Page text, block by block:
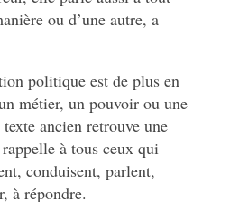
ou d’une autre, a
politique est de plus en
métier, un pouvoir ou une
ancien retrouve une
à tous ceux qui
conduisent, parlent,
à répondre.